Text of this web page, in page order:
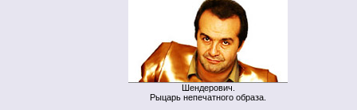
Шендерович.
Рыцарь непечатного образа.